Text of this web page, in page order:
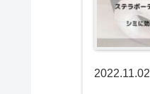
2022.11.02